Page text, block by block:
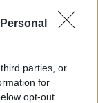
parties, or
for
opt-out
bude
aby se něco
Karel Urban